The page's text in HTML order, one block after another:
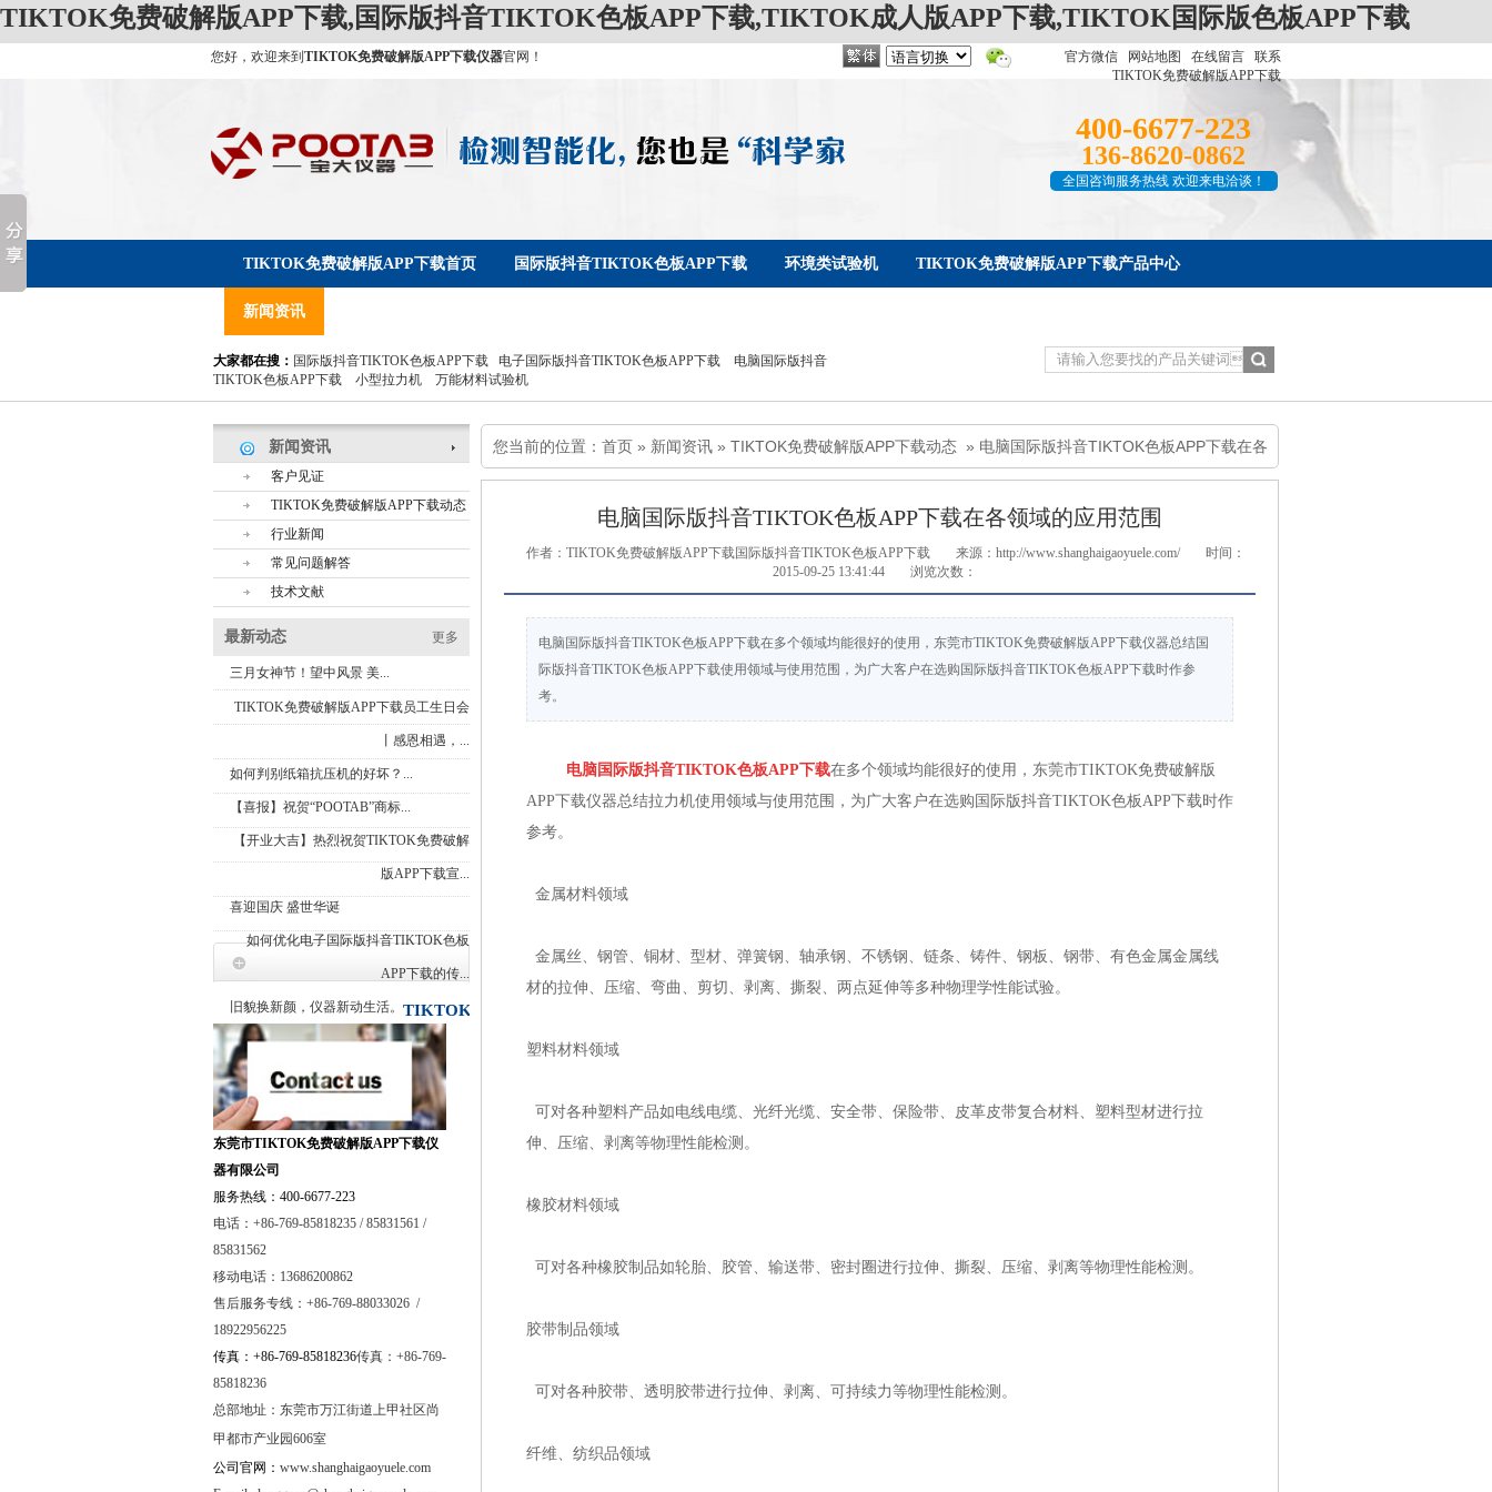
TIKTOK免费破解版APP下载,国际版抖音TIKTOK色板APP下载,TIKTOK成人版APP下载,TIKTOK国际版色板APP下载
您好，欢迎来到 TIKTOK免费破解版APP下载仪器官网！ 官方微信 网站地图 在线留言
联系
TIKTOK免费破解版APP下载
400-6677-223
136-8620-0862
全国咨询服务热线 欢迎来电洽谈！
TIKTOK免费破解版APP下载首页 国际版抖音TIKTOK色板APP下载 环境类试验机 TIKTOK免费破解版APP下载产品中心
新闻资讯
大家都在搜： 国际版抖音TIKTOK色板APP下载 电子国际版抖音TIKTOK色板APP下载
电脑国际版抖音
TIKTOK色板APP下载
小型拉力机 万能材料试验机
新闻资讯
客户见证
TIKTOK免费破解版APP下载动态
行业新闻
常见问题解答
技术文献
最新动态 更多
三月女神节！望中风景 美...
TIKTOK免费破解版APP下载员工生日会
丨感恩相遇，...
如何判别纸箱抗压机的好坏？...
【喜报】祝贺“POOTAB”商标...
【开业大吉】热烈祝贺TIKTOK免费破解
版APP下载宣...
喜迎国庆 盛世华诞
如何优化电子国际版抖音TIKTOK色板
APP下载的传...
旧貌换新颜，仪器新动生活。 TIKTOK免
东莞市TIKTOK免费破解版APP下载仪
器有限公司
服务热线：400-6677-223
电话：+86-769-85818235 / 85831561 /
85831562
移动电话：13686200862
售后服务专线：+86-769-88033026 /
18922956225
传真：+86-769-85818236传真：+86-769-
85818236
总部地址： 东莞市万江街道上甲社区尚
甲都市产业园606室
公司官网： www.shanghaigaoyuele.com
您当前的位置： 首页 » 新闻资讯 » TIKTOK免费破解版APP下载动态 » 电脑国际版抖音TIKTOK色板APP下载在各
电脑国际版抖音TIKTOK色板APP下载在各领域的应用范围
作者：TIKTOK免费破解版APP下载国际版抖音TIKTOK色板APP下载 来源：http://www.shanghaigaoyuele.com/
时间：
2015-09-25 13:41:44
浏览次数：
电脑国际版抖音TIKTOK色板APP下载在多个领域均能很好的使用，东莞市TIKTOK免费破解版APP下载仪器总结国
际版抖音TIKTOK色板APP下载使用领域与使用范围，为广大客户在选购国际版抖音TIKTOK色板APP下载时作参
考。
电脑国际版抖音TIKTOK色板APP下载在多个领域均能很好的使用，东莞市TIKTOK免费破解版
APP下载仪器总结拉力机使用领域与使用范围，为广大客户在选购国际版抖音TIKTOK色板APP下载时作
参考。
金属材料领域
金属丝、钢管、铜材、型材、弹簧钢、轴承钢、不锈钢、链条、铸件、钢板、钢带、有色金属金属线
材的拉伸、压缩、弯曲、剪切、剥离、撕裂、两点延伸等多种物理学性能试验。
塑料材料领域
可对各种塑料产品如电线电缆、光纤光缆、安全带、保险带、皮革皮带复合材料、塑料型材进行拉
伸、压缩、剥离等物理性能检测。
橡胶材料领域
可对各种橡胶制品如轮胎、胶管、输送带、密封圈进行拉伸、撕裂、压缩、剥离等物理性能检测。
胶带制品领域
可对各种胶带、透明胶带进行拉伸、剥离、可持续力等物理性能检测。
纤维、纺织品领域